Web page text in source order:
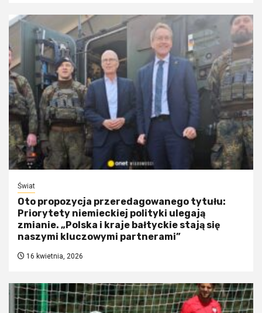
Świat
Oto propozycja przeredagowanego tytułu:
Priorytety niemieckiej polityki ulegają
zmianie. „Polska i kraje bałtyckie stają się
naszymi kluczowymi partnerami”
16 kwietnia, 2026